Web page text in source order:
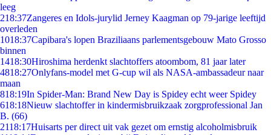
leeg
218:37Zangeres en Idols-jurylid Jerney Kaagman op 79-jarige leeftijd
overleden
1018:37Capibara's lopen Braziliaans parlementsgebouw Mato Grosso
binnen
1418:30Hiroshima herdenkt slachtoffers atoombom, 81 jaar later
4818:27Onlyfans-model met G-cup wil als NASA-ambassadeur naar
maan
818:19In Spider-Man: Brand New Day is Spidey echt weer Spidey
618:18Nieuw slachtoffer in kindermisbruikzaak zorgprofessional Jan
B. (66)
2118:17Huisarts per direct uit vak gezet om ernstig alcoholmisbruik